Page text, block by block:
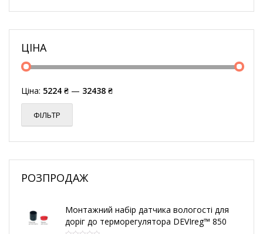
ЦІНА
ФІЛЬТР
Ціна: 5224 ₴ — 32438 ₴
РОЗПРОДАЖ
Монтажний набір датчика вологості для
доріг до терморегулятора DEVIreg™ 850